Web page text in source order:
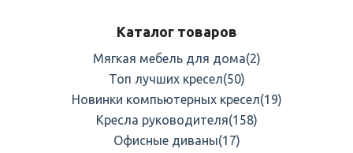
Каталог товаров
Мягкая мебель для дома(2)
Топ лучших кресел(50)
Новинки компьютерных кресел(19)
Кресла руководителя(158)
Офисные диваны(17)